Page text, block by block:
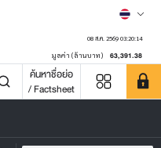
08 ส.ค. 2569 03:20:14
มูลค่า (ล้านบาท) 63,391.38
ค้นหาชื่อย่อ
/ Factsheet